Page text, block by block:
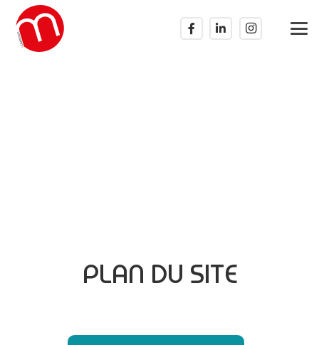
PLAN DU SITE